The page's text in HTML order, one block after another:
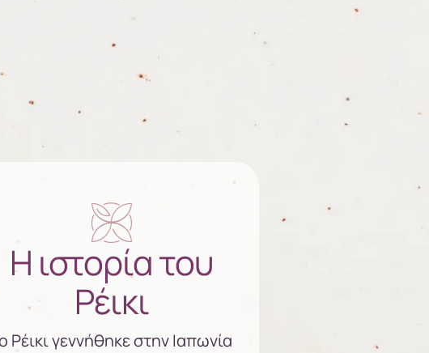
Η ιστορία του
Ρέικι
Ρέικι γεννήθηκε στην Ιαπωνία